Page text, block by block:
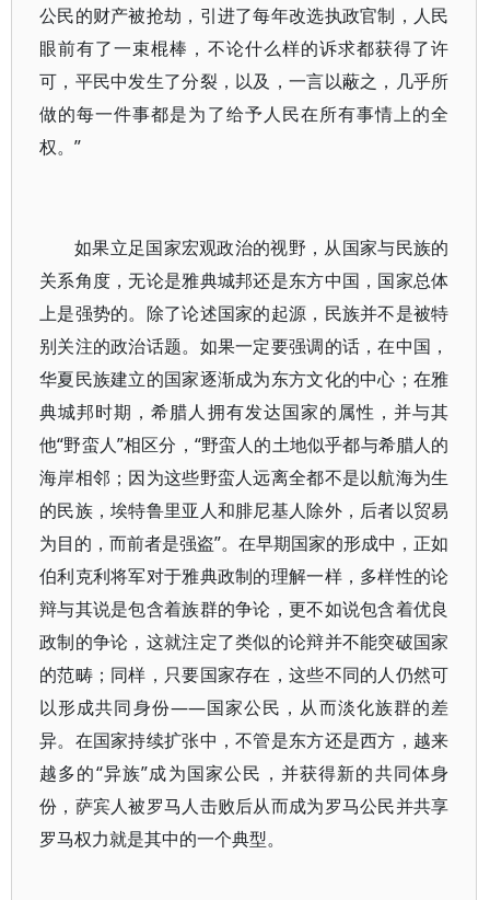
公民的财产被抢劫，引进了每年改选执政官制，人民
眼前有了一束棍棒，不论什么样的诉求都获得了许
可，平民中发生了分裂，以及，一言以蔽之，几乎所
做的每一件事都是为了给予人民在所有事情上的全
权。”
如果立足国家宏观政治的视野，从国家与民族的
关系角度，无论是雅典城邦还是东方中国，国家总体
上是强势的。除了论述国家的起源，民族并不是被特
别关注的政治话题。如果一定要强调的话，在中国，
华夏民族建立的国家逐渐成为东方文化的中心；在雅
典城邦时期，希腊人拥有发达国家的属性，并与其
他“野蛮人”相区分，“野蛮人的土地似乎都与希腊人的
海岸相邻；因为这些野蛮人远离全都不是以航海为生
的民族，埃特鲁里亚人和腓尼基人除外，后者以贸易
为目的，而前者是强盗”。在早期国家的形成中，正如
伯利克利将军对于雅典政制的理解一样，多样性的论
辩与其说是包含着族群的争论，更不如说包含着优良
政制的争论，这就注定了类似的论辩并不能突破国家
的范畴；同样，只要国家存在，这些不同的人仍然可
以形成共同身份——国家公民，从而淡化族群的差
异。在国家持续扩张中，不管是东方还是西方，越来
越多的“异族”成为国家公民，并获得新的共同体身
份，萨宾人被罗马人击败后从而成为罗马公民并共享
罗马权力就是其中的一个典型。